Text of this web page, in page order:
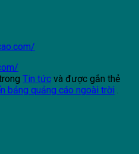
Tin tức và được gắn thẻ
bảng quảng cáo ngoài trời .